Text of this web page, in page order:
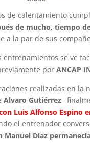
de calentamiento
de mucho, tiempo
a la par de sus
se ve
porANCAP
realizadas en la
Alvaro Gutiérrez
Luis Alfonso Espino
el entrenador
Manuel Díaz